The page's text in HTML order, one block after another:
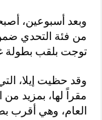
وبعد أسبوعين،
من فئة التحدي
توجت بلقب بطولة
وقد حظيت إيلا،
مقراً لها، بمزيد من
العام، وهي أقرب